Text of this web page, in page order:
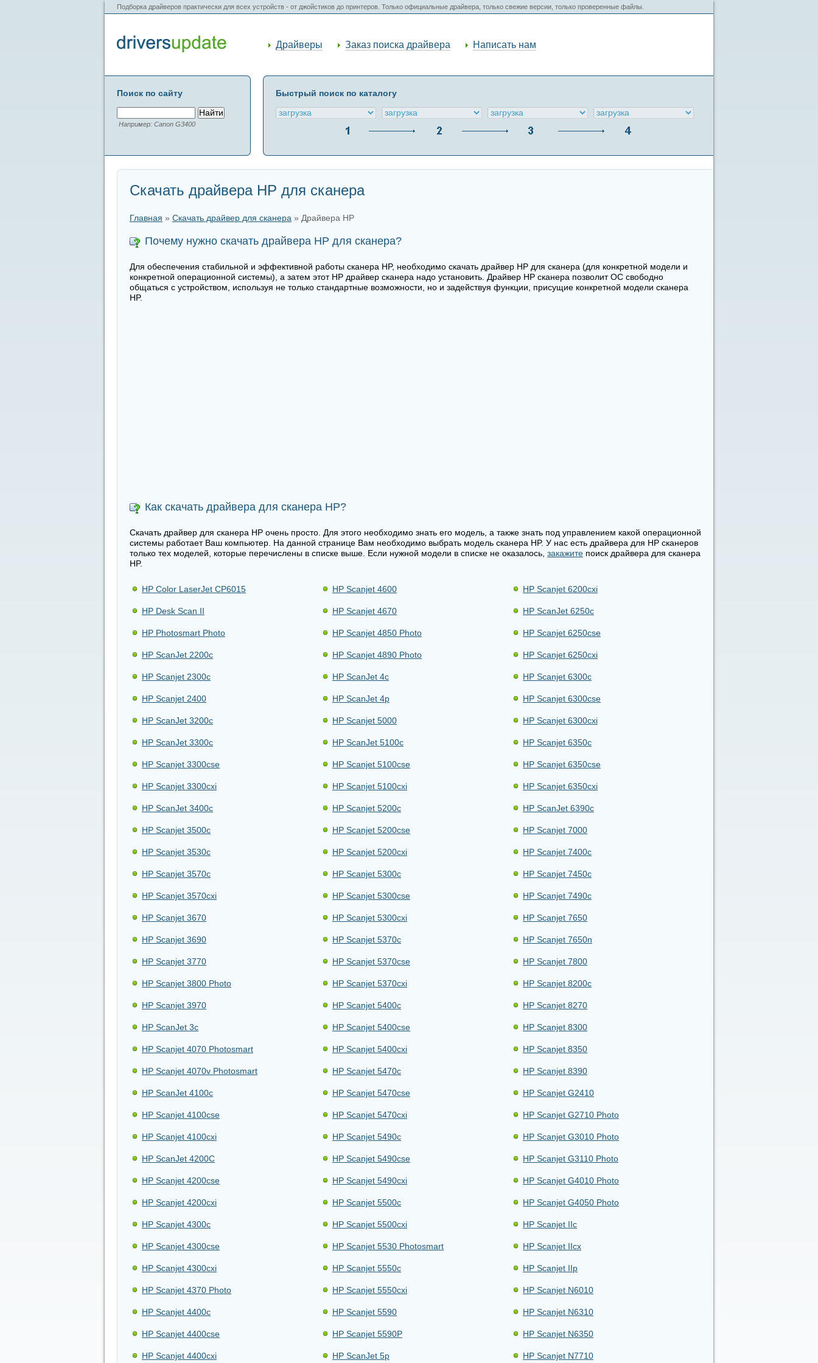
Подборка драйверов практически для всех устройств - от джойстиков до принтеров. Только официальные драйвера, только свежие версии, только проверенные файлы.
Драйверы Заказ поиска драйвера Написать нам
Поиск по сайту
Например: Canon G3400
Быстрый поиск по каталогу
Скачать драйвера HP для сканера
Главная » Скачать драйвер для сканера » Драйвера HP
Почему нужно скачать драйвера HP для сканера?
Для обеспечения стабильной и эффективной работы сканера HP, необходимо скачать драйвер HP для сканера (для конкретной модели и
конкретной операционной системы), а затем этот HP драйвер сканера надо установить. Драйвер HP сканера позволит ОС свободно
общаться с устройством, используя не только стандартные возможности, но и задействуя функции, присущие конкретной модели сканера
HP.
Как скачать драйвера для сканера HP?
Скачать драйвер для сканера HP очень просто. Для этого необходимо знать его модель, а также знать под управлением какой операционной
системы работает Ваш компьютер. На данной странице Вам необходимо выбрать модель сканера HP. У нас есть драйвера для HP сканеров
только тех моделей, которые перечислены в списке выше. Если нужной модели в списке не оказалось, закажите поиск драйвера для сканера
HP.
HP Color LaserJet CP6015
HP Desk Scan II
HP Photosmart Photo
HP ScanJet 2200c
HP Scanjet 2300c
HP Scanjet 2400
HP ScanJet 3200c
HP ScanJet 3300c
HP Scanjet 3300cse
HP Scanjet 3300cxi
HP ScanJet 3400c
HP Scanjet 3500c
HP Scanjet 3530c
HP Scanjet 3570c
HP Scanjet 3570cxi
HP Scanjet 3670
HP Scanjet 3690
HP Scanjet 3770
HP Scanjet 3800 Photo
HP Scanjet 3970
HP ScanJet 3c
HP Scanjet 4070 Photosmart
HP Scanjet 4070v Photosmart
HP ScanJet 4100c
HP Scanjet 4100cse
HP Scanjet 4100cxi
HP ScanJet 4200C
HP Scanjet 4200cse
HP Scanjet 4200cxi
HP Scanjet 4300c
HP Scanjet 4300cse
HP Scanjet 4300cxi
HP Scanjet 4370 Photo
HP Scanjet 4400c
HP Scanjet 4400cse
HP Scanjet 4400cxi
HP Scanjet 4600
HP Scanjet 4670
HP Scanjet 4850 Photo
HP Scanjet 4890 Photo
HP ScanJet 4c
HP ScanJet 4p
HP Scanjet 5000
HP ScanJet 5100c
HP Scanjet 5100cse
HP Scanjet 5100cxi
HP Scanjet 5200c
HP Scanjet 5200cse
HP Scanjet 5200cxi
HP Scanjet 5300c
HP Scanjet 5300cse
HP Scanjet 5300cxi
HP Scanjet 5370c
HP Scanjet 5370cse
HP Scanjet 5370cxi
HP Scanjet 5400c
HP Scanjet 5400cse
HP Scanjet 5400cxi
HP Scanjet 5470c
HP Scanjet 5470cse
HP Scanjet 5470cxi
HP Scanjet 5490c
HP Scanjet 5490cse
HP Scanjet 5490cxi
HP Scanjet 5500c
HP Scanjet 5500cxi
HP Scanjet 5530 Photosmart
HP Scanjet 5550c
HP Scanjet 5550cxi
HP Scanjet 5590
HP Scanjet 5590P
HP ScanJet 5p
HP Scanjet 6200cxi
HP ScanJet 6250c
HP Scanjet 6250cse
HP Scanjet 6250cxi
HP Scanjet 6300c
HP Scanjet 6300cse
HP Scanjet 6300cxi
HP Scanjet 6350c
HP Scanjet 6350cse
HP Scanjet 6350cxi
HP ScanJet 6390c
HP Scanjet 7000
HP Scanjet 7400c
HP Scanjet 7450c
HP Scanjet 7490c
HP Scanjet 7650
HP Scanjet 7650n
HP Scanjet 7800
HP Scanjet 8200c
HP Scanjet 8270
HP Scanjet 8300
HP Scanjet 8350
HP Scanjet 8390
HP Scanjet G2410
HP Scanjet G2710 Photo
HP Scanjet G3010 Photo
HP Scanjet G3110 Photo
HP Scanjet G4010 Photo
HP Scanjet G4050 Photo
HP Scanjet IIc
HP Scanjet IIcx
HP Scanjet IIp
HP Scanjet N6010
HP Scanjet N6310
HP Scanjet N6350
HP Scanjet N7710